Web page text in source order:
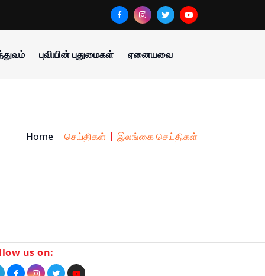
புவியின் புதுமைகள் ஏனையவை
Home செய்திகள் இலங்கை செய்திகள்
us on: